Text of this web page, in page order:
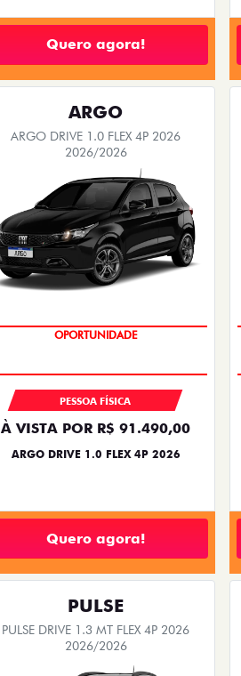
Quero agora!
ARGO
ARGO DRIVE 1.0 FLEX 4P 2026
2026/2026
OPORTUNIDADE
PESSOA FÍSICA
À VISTA POR R$ 91.490,00
ARGO DRIVE 1.0 FLEX 4P 2026
Quero agora!
PULSE
PULSE DRIVE 1.3 MT FLEX 4P 2026
2026/2026